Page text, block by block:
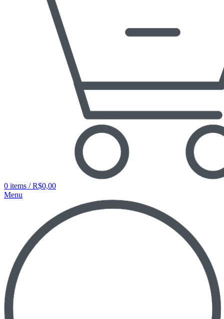
0 items / R$0,00
Menu